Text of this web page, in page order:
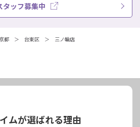
タッフ募集中
都 台東区 三ノ輪店
ムが選ばれる理由